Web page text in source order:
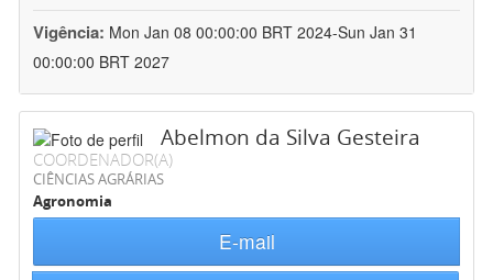
Vigência: Mon Jan 08 00:00:00 BRT 2024-Sun Jan 31
00:00:00 BRT 2027
Abelmon da Silva Gesteira
COORDENADOR(A)
CIÊNCIAS AGRÁRIAS
Agronomia
E-mail